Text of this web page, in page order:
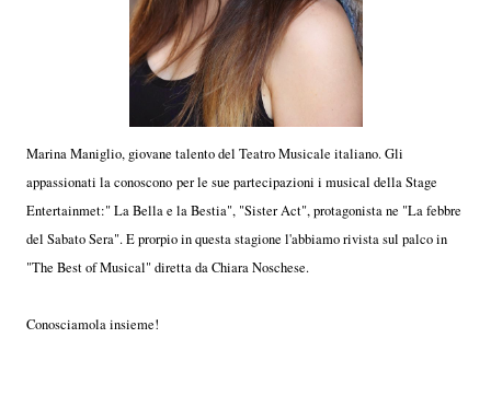
Marina Maniglio, giovane talento del Teatro Musicale italiano. Gli
appassionati la conoscono per le sue partecipazioni i musical della Stage
Entertainmet:" La Bella e la Bestia", "Sister Act", protagonista ne "La febbre
del Sabato Sera". E prorpio in questa stagione l'abbiamo rivista sul palco in
"The Best of Musical" diretta da Chiara Noschese.
Conosciamola insieme!